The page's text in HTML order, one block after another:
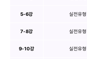
5-6강 실전유
7-8강 실전유
9-10강 실전유